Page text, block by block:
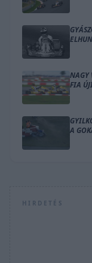
NAGY
FIA
A
HIRDETÉS